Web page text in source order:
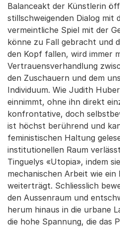
Balanceakt der Künstlerin
stillschweigenden Dialog mit
vermeintliche Spiel mit der
könne zu Fall gebracht und
den Kopf fallen, wird immer
Vertrauensverhandlung
den Zuschauern und dem
Individuum. Wie Judith
einnimmt, ohne ihn direkt
konfrontative, doch
ist höchst berührend und
feministischen Haltung
institutionellen Raum
Tinguelys «Utopia», indem
mechanischen Arbeit wie
weiterträgt. Schliesslich
den Aussenraum und
herum hinaus in die urbane
die hohe Spannung, die das